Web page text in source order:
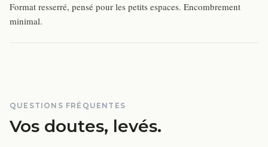
Format resserré, pensé pour les petits espaces. Encombrement
minimal.
QUESTIONS FRÉQUENTES
Vos doutes, levés.